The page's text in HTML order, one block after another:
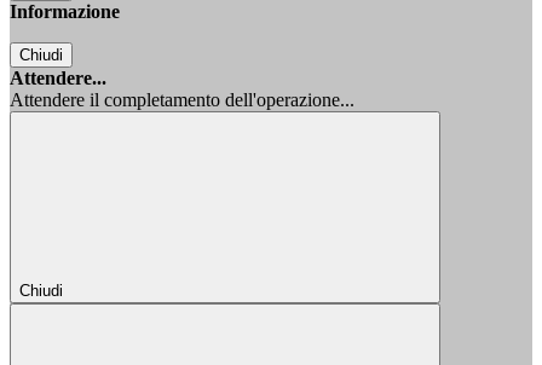
Informazione
Chiudi
Attendere...
Attendere il completamento dell'operazione...
Chiudi